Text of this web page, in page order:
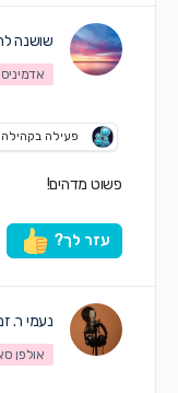
שושנה
פעילה בקהילה
פשוט מדהים!
עזר לך?
נעמי ר.
אולפן